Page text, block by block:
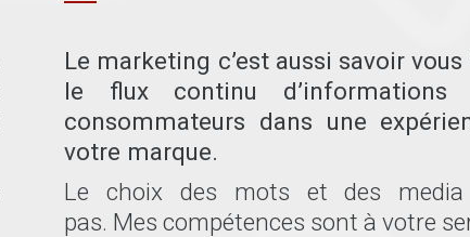
Le marketing c’est aussi savoir
le flux continu
consommateurs dans une
votre marque.
Le choix des mots et des media
pas. Mes compétences sont à votre